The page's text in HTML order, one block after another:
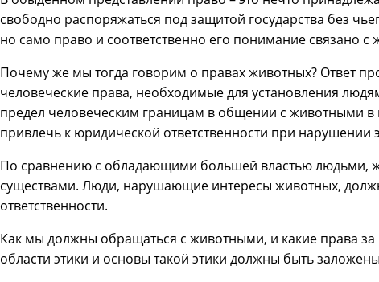
свободно распоряжаться под защитой государства без
но само право и соответственно его понимание связано
Почему же мы тогда говорим о правах животных? Ответ
человеческие права, необходимые для установления
предел человеческим границам в общении с животными в
привлечь к юридической ответственности при нарушении
По сравнению с обладающими большей властью людьми,
существами. Люди, нарушающие интересы животных,
ответственности.
Как мы должны обращаться с животными, и какие права
области этики и основы такой этики должны быть